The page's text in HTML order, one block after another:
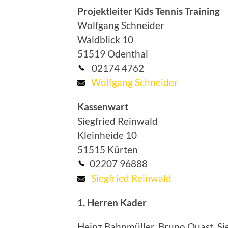
Projektleiter Kids Tennis Training
Wolfgang Schneider
Waldblick 10
51519 Odenthal
02174 4762
Wolfgang Schneider
Kassenwart
Siegfried Reinwald
Kleinheide 10
51515 Kürten
02207 96888
Siegfried Reinwald
1. Herren Kader